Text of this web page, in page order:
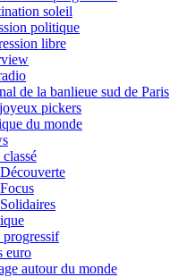
soleil
politique
libre
de la banlieue sud de Paris
pickers
du monde
euro
autour du monde